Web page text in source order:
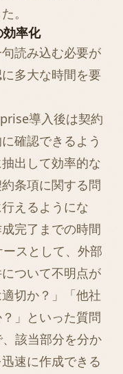
。
率化
読み込む必要が
多大な時間を要
導入後は契約
確認できるよう
出して効率的な
条項に関する問
えるようにな
完了までの時間
スとして、外部
ついて不明点が
切か？」「他社
」といった質問
該当部分を分か
速に作成できる